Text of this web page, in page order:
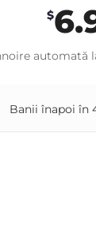
$
automată
Banii înapoi în